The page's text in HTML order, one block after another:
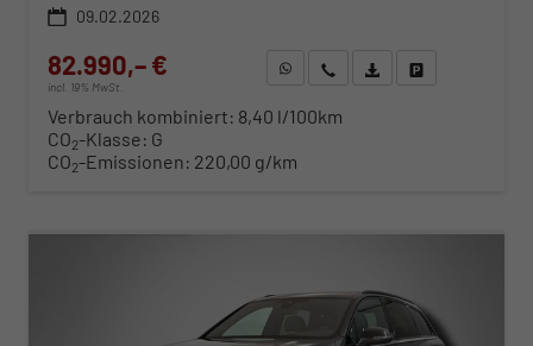
09.02.2026
82.990,– €
incl. 19% MwSt.
WhatsApp anfragen
Wir rufen Sie anFahrzeugexposé (PDF)
Verbrauch kombiniert: 8,40 l/100km
CO2-Klasse: G
CO2-Emissionen: 220,00 g/km